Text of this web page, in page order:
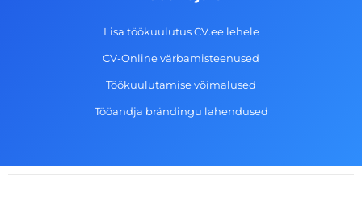
Lisa töökuulutus CV.ee lehele
CV-Online värbamisteenused
Töökuulutamise võimalused
Tööandja brändingu lahendused